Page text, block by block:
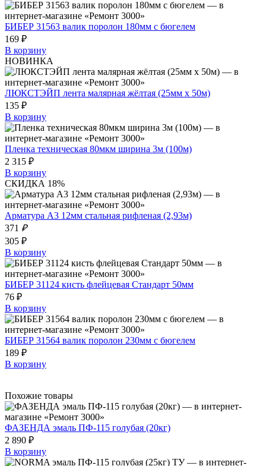
БИБЕР 31563 валик поролон 180мм с бюгелем
169 ₽
В корзину
НОВИНКА
ЛЮКСТЭЙП лента малярная жёлтая (25мм х 50м)
135 ₽
В корзину
Пленка техническая 80мкм ширина 3м (100м)
2 315 ₽
В корзину
СКИДКА 18%
Арматура А3 12мм стальная рифленая (2,93м)
371 ₽
305 ₽
В корзину
БИБЕР 31124 кисть флейцевая Стандарт 50мм
76 ₽
В корзину
БИБЕР 31564 валик поролон 230мм с бюгелем
189 ₽
В корзину
Похожие товары
ФАЗЕНДА эмаль ПФ-115 голубая (20кг)
2 890 ₽
В корзину